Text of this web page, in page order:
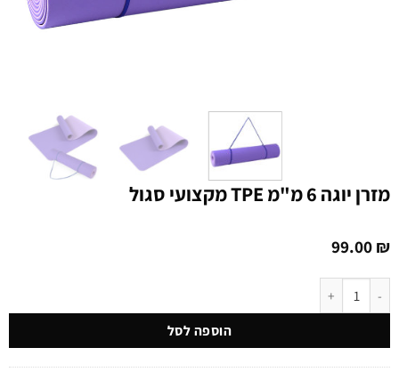
מזרן יוגה 6 מ"מ TPE מקצועי סגול
99.00₪
כמות של מזרן יוגה 6 מ"מ TPE מקצועי סגול
הוספה לסל